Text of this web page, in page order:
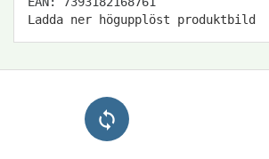
Ladda ner högupplöst produktbild
loop